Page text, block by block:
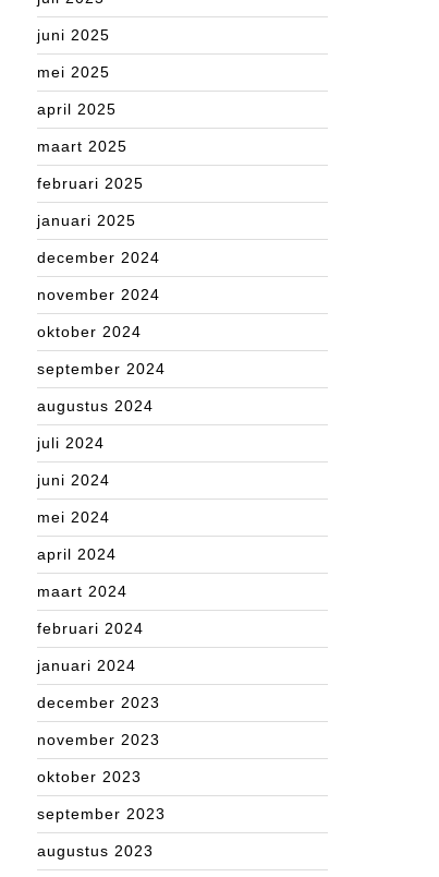
juni 2025
mei 2025
april 2025
maart 2025
februari 2025
januari 2025
december 2024
november 2024
oktober 2024
september 2024
augustus 2024
juli 2024
juni 2024
mei 2024
april 2024
maart 2024
februari 2024
januari 2024
december 2023
november 2023
oktober 2023
september 2023
augustus 2023